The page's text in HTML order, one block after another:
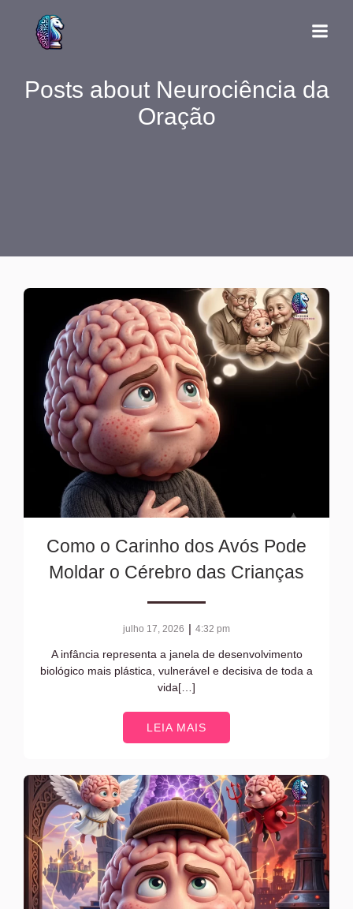
Posts about Neurociência da
Oração
Como o Carinho dos Avós Pode
Moldar o Cérebro das Crianças
julho 17, 2026 | 4:32 pm
A infância representa a janela de desenvolvimento
biológico mais plástica, vulnerável e decisiva de toda a
vida[…]
LEIA MAIS